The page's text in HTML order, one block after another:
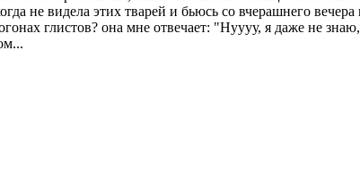
не видела этих тварей и бьюсь со вчерашнего
глистов? она мне отвечает: "Нуууу, я даже не